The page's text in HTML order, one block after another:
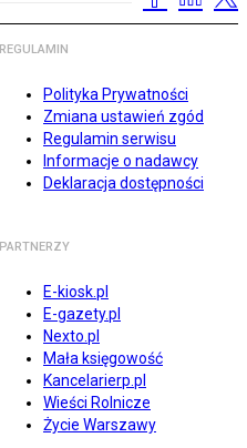
REGULAMIN
Polityka Prywatności
Zmiana ustawień zgód
Regulamin serwisu
Informacje o nadawcy
Deklaracja dostępności
PARTNERZY
E-kiosk.pl
E-gazety.pl
Nexto.pl
Mała księgowość
Kancelarierp.pl
Wieści Rolnicze
Życie Warszawy